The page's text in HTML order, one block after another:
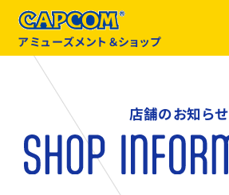
アミューズメント＆ショップ
店舗のお知らせ